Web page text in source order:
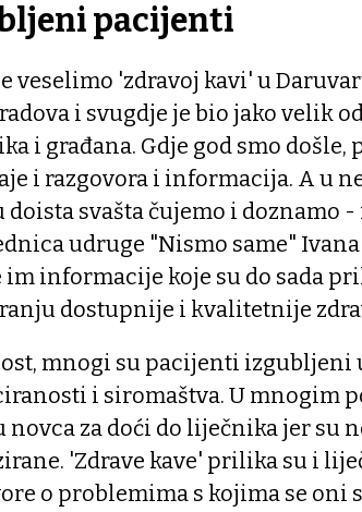
pacijenti
veselimo 'zdravoj kavi' u
i svugdje je bio jako velik
i građana. Gdje god smo došle,
i razgovora i informacija. A u
doista svašta čujemo i doznamo
udruge "Nismo same"
im informacije koje su do sada
dostupnije i kvalitetnije
mnogi su pacijenti
i siromaštva. U mnogim
novca za doći do liječnika jer su
'Zdrave kave' prilika su i
o problemima s kojima se oni